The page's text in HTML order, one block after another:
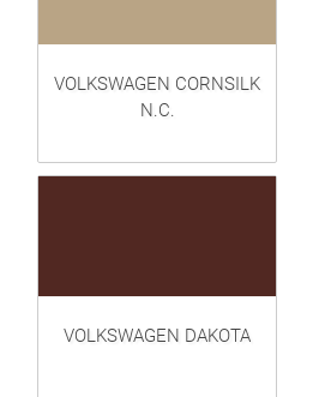
VOLKSWAGEN CORNSILK
N.C.
VOLKSWAGEN DAKOTA